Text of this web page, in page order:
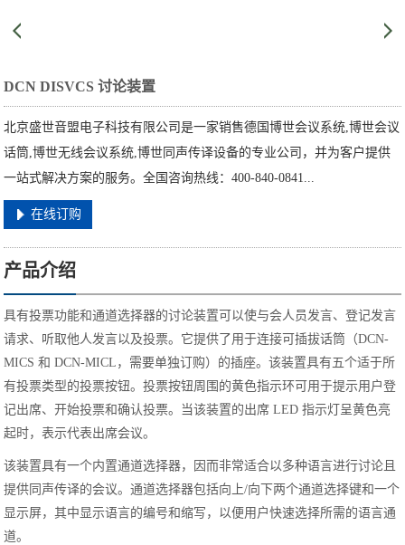
DCN DISVCS 讨论装置
北京盛世音盟电子科技有限公司是一家销售德国博世会议系统,博世会议
话筒,博世无线会议系统,博世同声传译设备的专业公司，并为客户提供
一站式解决方案的服务。全国咨询热线：400-840-0841...
在线订购
产品介绍
具有投票功能和通道选择器的讨论装置可以使与会人员发言、登记发言
请求、听取他人发言以及投票。它提供了用于连接可插拔话筒（DCN-
MICS 和 DCN-MICL，需要单独订购）的插座。该装置具有五个适于所
有投票类型的投票按钮。投票按钮周围的黄色指示环可用于提示用户登
记出席、开始投票和确认投票。当该装置的出席 LED 指示灯呈黄色亮
起时，表示代表出席会议。
该装置具有一个内置通道选择器，因而非常适合以多种语言进行讨论且
提供同声传译的会议。通道选择器包括向上/向下两个通道选择键和一个
显示屏，其中显示语言的编号和缩写，以便用户快速选择所需的语言通
道。